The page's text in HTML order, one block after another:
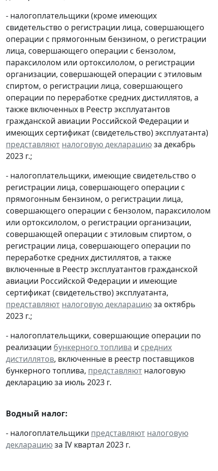
- налогоплательщики (кроме имеющих
свидетельство о регистрации лица, совершающего
операции с прямогонным бензином, о регистрации
лица, совершающего операции с бензолом,
параксилолом или ортоксилолом, о регистрации
организации, совершающей операции с этиловым
спиртом, о регистрации лица, совершающего
операции по переработке средних дистиллятов, а
также включенных в Реестр эксплуатантов
гражданской авиации Российской Федерации и
имеющих сертификат (свидетельство) эксплуатанта)
представляют налоговую декларациюза декабрь
2023 г.;
- налогоплательщики, имеющие свидетельство о
регистрации лица, совершающего операции с
прямогонным бензином, о регистрации лица,
совершающего операции с бензолом, параксилолом
или ортоксилолом, о регистрации организации,
совершающей операции с этиловым спиртом, о
регистрации лица, совершающего операции по
переработке средних дистиллятов, а также
включенные в Реестр эксплуатантов гражданской
авиации Российской Федерации и имеющие
сертификат (свидетельство) эксплуатанта,
представляют налоговую декларациюза октябрь
2023 г.;
- налогоплательщики, совершающие операции по
реализации бункерного топлива и средних
дистиллятов, включенные в реестр поставщиков
бункерного топлива, представляют налоговую
декларацию за июль 2023 г.
Водный налог:
- налогоплательщики представляют налоговую
декларациюза IV квартал 2023 г.